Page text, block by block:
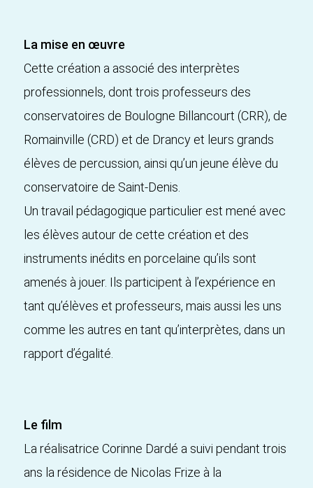
La mise en œuvre
Cette création a associé des interprètes
professionnels, dont trois professeurs des
conservatoires de Boulogne Billancourt (CRR), de
Romainville (CRD) et de Drancy et leurs grands
élèves de percussion, ainsi qu’un jeune élève du
conservatoire de Saint-Denis.
Un travail pédagogique particulier est mené avec
les élèves autour de cette création et des
instruments inédits en porcelaine qu’ils sont
amenés à jouer. Ils participent à l’expérience en
tant qu’élèves et professeurs, mais aussi les uns
comme les autres en tant qu’interprètes, dans un
rapport d’égalité.
Le film
La réalisatrice Corinne Dardé a suivi pendant trois
ans la résidence de Nicolas Frize à la